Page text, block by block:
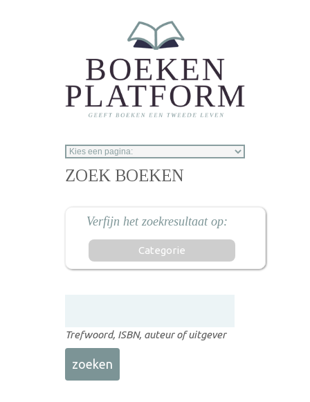
ZOEK BOEKEN
Categorie
Trefwoord, ISBN, auteur of uitgever